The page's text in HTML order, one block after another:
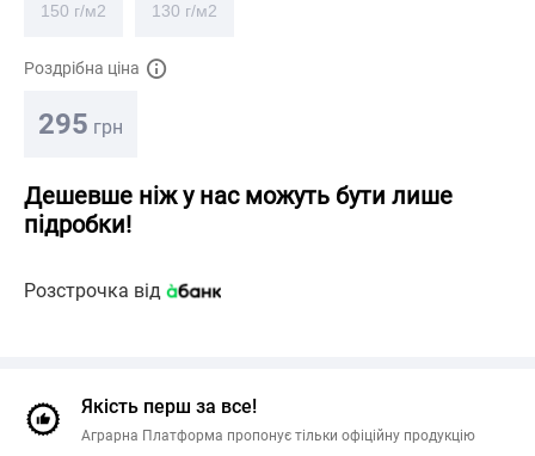
150 г/м2 130 г/м2
Роздрібна ціна
295 грн
Дешевше ніж у нас можуть бути лише
підробки!
Розстрочка від
Якість перш за все!
Аграрна Платформа пропонує тільки офіційну продукцію